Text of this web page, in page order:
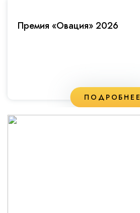
Премия «Овация» 2026
ПОДРОБНЕЕ